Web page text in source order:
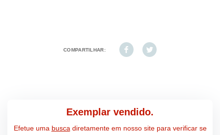
COMPARTILHAR:
Exemplar vendido.
Efetue uma busca diretamente em nosso site para verificar se